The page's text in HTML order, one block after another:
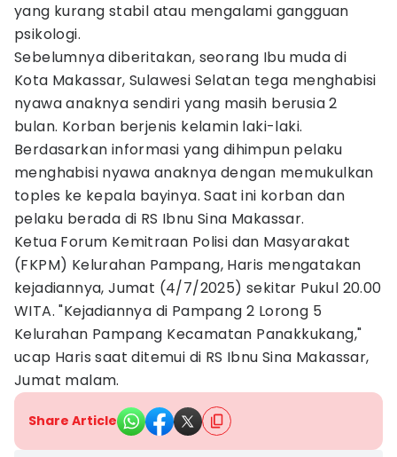
yang kurang stabil atau mengalami gangguan
psikologi.
Sebelumnya diberitakan, seorang Ibu muda di
Kota Makassar, Sulawesi Selatan tega menghabisi
nyawa anaknya sendiri yang masih berusia 2
bulan. Korban berjenis kelamin laki-laki.
Berdasarkan informasi yang dihimpun pelaku
menghabisi nyawa anaknya dengan memukulkan
toples ke kepala bayinya. Saat ini korban dan
pelaku berada di RS Ibnu Sina Makassar.
Ketua Forum Kemitraan Polisi dan Masyarakat
(FKPM) Kelurahan Pampang, Haris mengatakan
kejadiannya, Jumat (4/7/2025) sekitar Pukul 20.00
WITA. "Kejadiannya di Pampang 2 Lorong 5
Kelurahan Pampang Kecamatan Panakkukang,"
ucap Haris saat ditemui di RS Ibnu Sina Makassar,
Jumat malam.
Share Article